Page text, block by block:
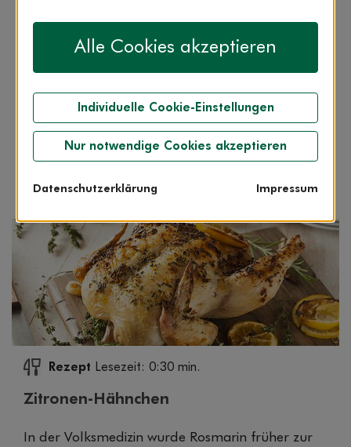
Grünkernbratlinge
denn er schmeckt nicht nur Vegetariern.
Grünkern enthält außerdem sehr viele
Ballaststoffe und hält den Darm daher
Rezept Lesezeit: 0:30 min.
Zitronen-Hähnchen
In der Volksmedizin wurde Rosmarin früher zur
Alle Cookies akzeptieren
Individuelle Cookie-Einstellungen
Nur notwendige Cookies akzeptieren
Datenschutzerklärung Impressum